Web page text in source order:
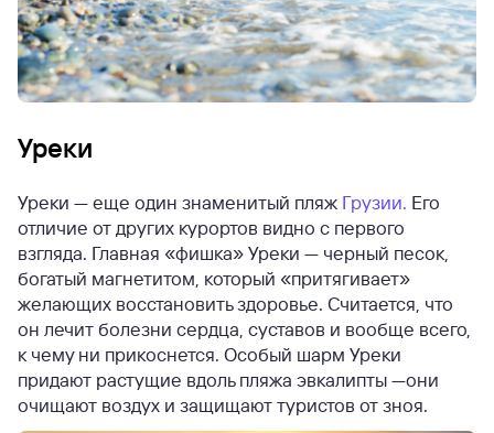
Уреки
Уреки — еще один знаменитый пляж Грузии. Его
отличие от других курортов видно с первого
взгляда. Главная «фишка» Уреки — черный песок,
богатый магнетитом, который «притягивает»
желающих восстановить здоровье. Считается, что
он лечит болезни сердца, суставов и вообще всего,
к чему ни прикоснется. Особый шарм Уреки
придают растущие вдоль пляжа эвкалипты —они
очищают воздух и защищают туристов от зноя.